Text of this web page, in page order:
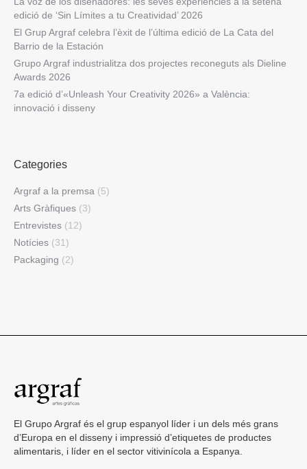
edició de ‘Sin Límites a tu Creatividad’ 2026
El Grup Argraf celebra l’èxit de l’última edició de La Cata del
Barrio de la Estación
Grupo Argraf industrialitza dos projectes reconeguts als Dieline
Awards 2026
7a edició d’«Unleash Your Creativity 2026» a València:
innovació i disseny
Categories
Argraf a la premsa (5)
Arts Gràfiques (3)
Entrevistes (12)
Notícies (31)
Packaging (2)
El Grupo Argraf és el grup espanyol líder i un dels més grans
d’Europa en el disseny i impressió d’etiquetes de productes
alimentaris, i líder en el sector vitivinícola a Espanya.